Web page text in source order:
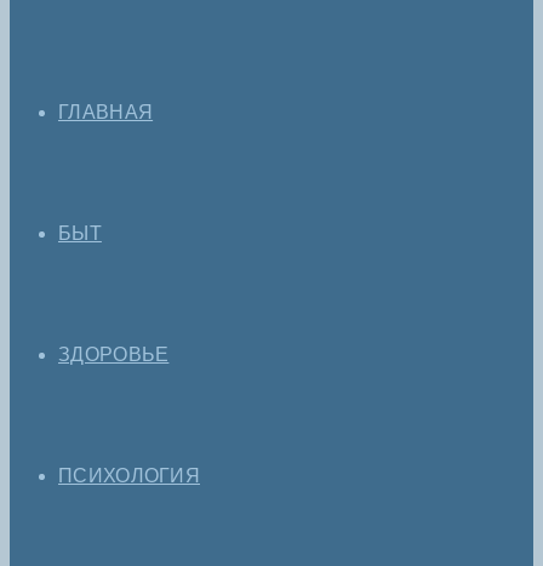
ГЛАВНАЯ
БЫТ
ЗДОРОВЬЕ
ПСИХОЛОГИЯ